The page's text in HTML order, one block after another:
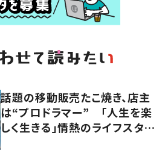
話題の移動販売たこ焼き、店主
は“プロドラマー” 「人生を楽
しく生きる」情熱のライフスタイ